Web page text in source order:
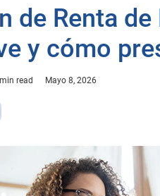
de Renta
y cómo
read Mayo 8, 2026